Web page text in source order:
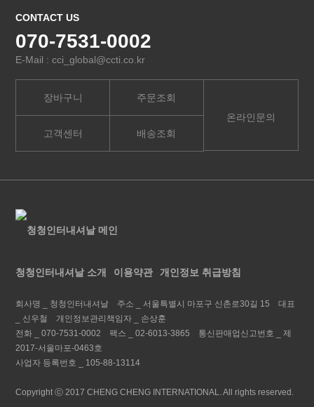
CONTACT US
070-7531-0002
E-Mail : cci_global@ccti.co.kr
장바구니
고객센터
주문조회
배송조회
온라인문의
청청인터내셔날 소개 이용약관 개인정보 취급방침
회사명 _ 청청인터내셔날 주소 _ 서울특별시 마포구 신촌로30길 15
대표
신우철 개인정보관리책임자 _
손상훈
전화 _
070-7531-0002 팩스 _ 02-6013-3865 통신판매업신고번호 _
제
2017-서울마포-0463호
사업자 등록번호 _
105-88-13114
Copyright ⓒ 2017 CHENG CHENG INTERNATIONAL. All rights reserved.